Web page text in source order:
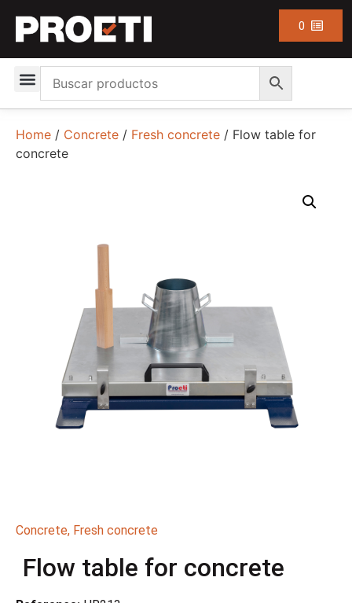
0
Home / Concrete / Fresh concrete / Flow table for
concrete
Concrete, Fresh concrete
Flow table for concrete